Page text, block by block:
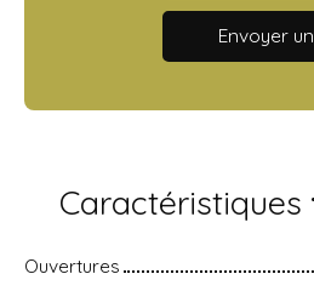
Envoyer
Caractéristiques
Ouvertures